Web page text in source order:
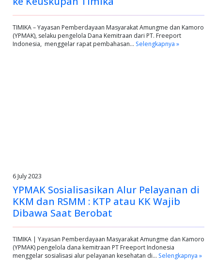
TIMIKA – Yayasan Pemberdayaan Masyarakat Amungme dan Kamoro
(YPMAK), selaku pengelola Dana Kemitraan dari PT. Freeport
Indonesia, menggelar rapat pembahasan… Selengkapnya »
6 July 2023
YPMAK Sosialisasikan Alur Pelayanan di
KKM dan RSMM : KTP atau KK Wajib
Dibawa Saat Berobat
TIMIKA | Yayasan Pemberdayaan Masyarakat Amungme dan Kamoro
(YPMAK) pengelola dana kemitraan PT Freeport Indonesia
menggelar sosialisasi alur pelayanan kesehatan di… Selengkapnya »